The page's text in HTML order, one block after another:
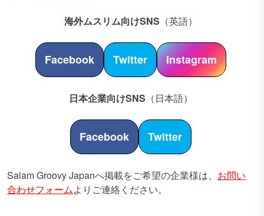
海外ムスリム向けSNS （英語）
Facebook Twitter Instagram
日本企業向けSNS （日本語）
Facebook Twitter
Salam Groovy Japanへ掲載をご希望の企業様は、 お問い
合わせフォームよりご連絡ください。